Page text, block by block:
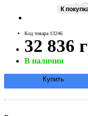
Код товара 13246
32 836
В наличии
Купить
К